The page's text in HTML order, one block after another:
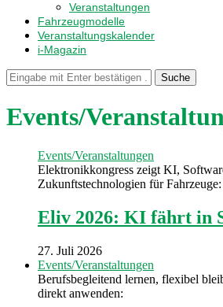
Veranstaltungen
Fahrzeugmodelle
Veranstaltungskalender
i-Magazin
Suche
Events/
Events/Veranstaltungen
Elektronikkongress zeigt KI,
Zukunftstechnologien für Fahrzeuge:
Eliv 2026: KI fährt in
27. Juli 2026
Events/Veranstaltungen
Berufsbegleitend lernen, flexibel
direkt anwenden: